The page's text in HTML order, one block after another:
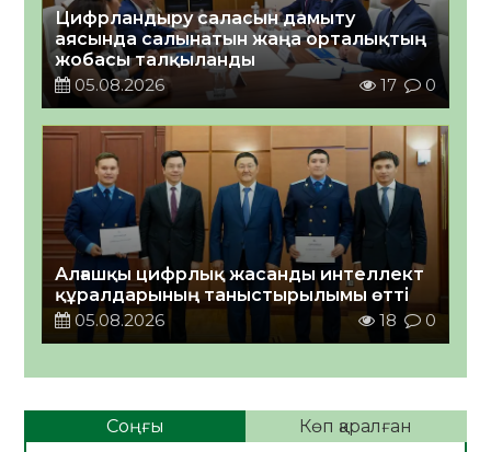
Цифрландыру саласын дамыту
аясында салынатын жаңа орталықтың
жобасы талқыланды
05.08.2026
17 0
Алғашқы цифрлық жасанды интеллект
құралдарының таныстырылымы өтті
05.08.2026
18 0
Соңғы Көп қаралған